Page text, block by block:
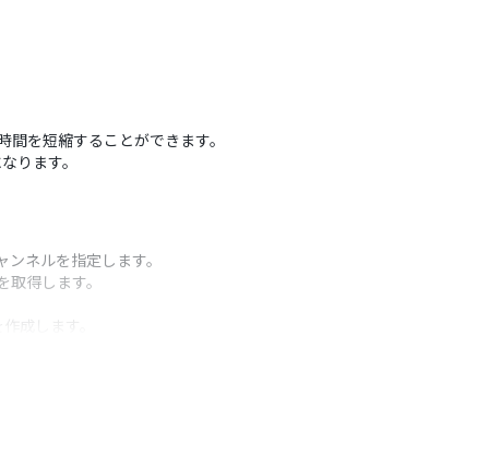
を短縮することができます。
ります。
ネルを指定します。
得します。
成します。